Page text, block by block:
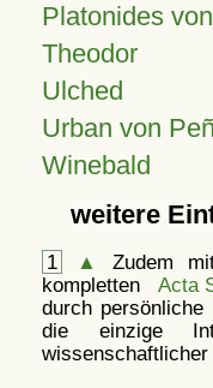
Platonides
Theodor
Ulched
Urban von
Winebald
weitere
1 ▲
Zudem
kompletten Acta
durch persönliche
die einzige
wissenschaftlicher